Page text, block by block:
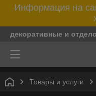
Информация на
декоративные и
Товары и услуги